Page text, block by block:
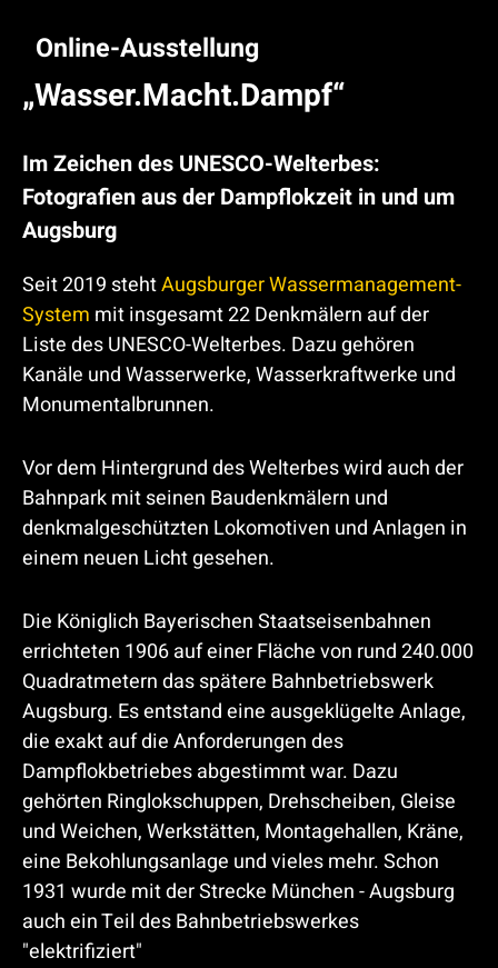
Online-Ausstellung
„Wasser.Macht.Dampf“
Im Zeichen des UNESCO-Welterbes:
Fotografien aus der Dampflokzeit in und um
Augsburg
Seit 2019 stehtAugsburger Wassermanagement-
System mit insgesamt 22 Denkmälern auf der
Liste des UNESCO-Welterbes. Dazu gehören
Kanäle und Wasserwerke, Wasserkraftwerke und
Monumentalbrunnen.
Vor dem Hintergrund des Welterbes wird auch der
Bahnpark mit seinen Baudenkmälern und
denkmalgeschützten Lokomotiven und Anlagen in
einem neuen Licht gesehen.
Die Königlich Bayerischen Staatseisenbahnen
errichteten 1906 auf einer Fläche von rund 240.000
Quadratmetern das spätere Bahnbetriebswerk
Augsburg. Es entstand eine ausgeklügelte Anlage,
die exakt auf die Anforderungen des
Dampflokbetriebes abgestimmt war. Dazu
gehörten Ringlokschuppen, Drehscheiben, Gleise
und Weichen, Werkstätten, Montagehallen, Kräne,
eine Bekohlungsanlage und vieles mehr. Schon
1931 wurde mit der Strecke München - Augsburg
auch ein Teil des Bahnbetriebswerkes
"elektrifiziert"